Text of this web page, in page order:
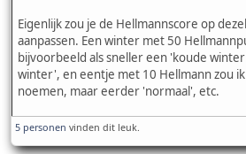
Eigenlijk zou je de Hellmannscore op
aanpassen. Een winter met 50
bijvoorbeeld als sneller een 'koude
winter', en eentje met 10 Hellmann zou
noemen, maar eerder 'normaal', etc.
5 personen vinden dit leuk.